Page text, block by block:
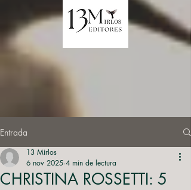
Entrada
CHRISTINA ROSSETTI: 5
13 Mirlos
6 nov 2025 4 min de lectura